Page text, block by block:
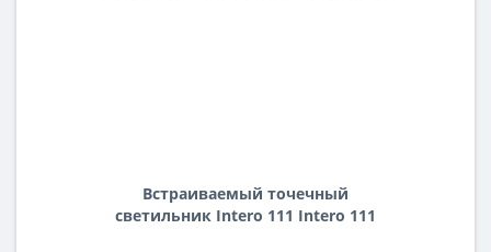
Встраиваемый точечный
светильник Intero 111 Intero 111